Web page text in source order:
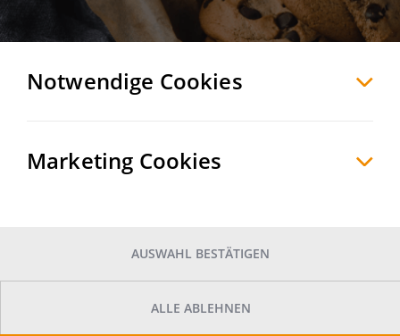
Möchten Sie diese Suche als Suchauftrag
Objekte informiert werden?
Notwendige Cookies
Marketing Cookies
AUSWAHL BESTÄTIGEN
ALLE ABLEHNEN